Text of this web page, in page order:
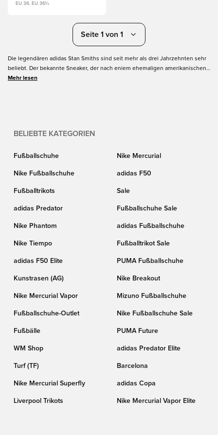
EU 36, EU 36½
Seite 1 von 1
Die legendären adidas Stan Smiths sind seit mehr als drei Jahrzehnten sehr
beliebt. Der bekannte Sneaker, der nach eniem ehemaligen amerikanischen
Tennisspieler benannt ist, verfügt über ein einfaches, aber leicht
Mehr lesen
BELIEBTE KATEGORIEN
Fußballschuhe Nike Mercurial
Nike Fußballschuhe adidas F50
Fußballtrikots Sale
adidas Predator Fußballschuhe Sale
Nike Phantom adidas Fußballschuhe
Nike Tiempo Fußballtrikot Sale
adidas F50 Elite PUMA Fußballschuhe
Kunstrasen (AG) Nike Breakout
Nike Mercurial Vapor Mizuno Fußballschuhe
Fußballschuhe-Outlet Nike Fußballschuhe Sale
Fußbälle PUMA Future
WM Shop adidas Predator Elite
Turf (TF) Barcelona
Nike Mercurial Superfly adidas Copa
Liverpool Trikots Nike Mercurial Vapor Elite